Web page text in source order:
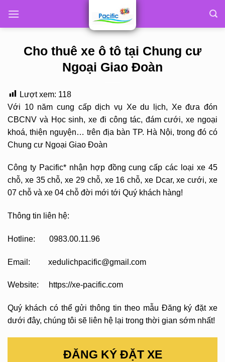
Cho thuê xe ô tô tại Chung cư
Ngoại Giao Đoàn
Lượt xem: 118
Với 10 năm cung cấp dịch vụ Xe du lịch, Xe đưa đón
CBCNV và Học sinh, xe đi công tác, đám cưới, xe ngoại
khoá, thiện nguyện… trên địa bàn TP. Hà Nội, trong đó có
Chung cư Ngoại Giao Đoàn
Công ty Pacific* nhận hợp đồng cung cấp các loại xe 45
chỗ, xe 35 chỗ, xe 29 chỗ, xe 16 chỗ, xe Dcar, xe cưới, xe
07 chỗ và xe 04 chỗ đời mới tới Quý khách hàng!
Thông tin liên hệ:
Hotline: 0983.00.11.96
Email: xedulichpacific@gmail.com
Website: https://xe-pacific.com
Quý khách có thể gửi thông tin theo mẫu Đăng ký đặt xe
dưới đây, chúng tôi sẽ liên hệ lại trong thời gian sớm nhất!
ĐĂNG KÝ ĐẶT XE